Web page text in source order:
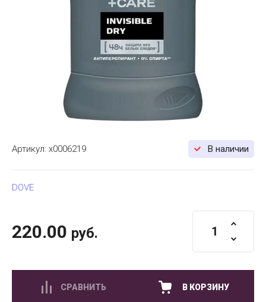
Артикул: х0006219 В наличии
DOVE
220.00 руб.
СРАВНИТЬ В КОРЗИНУ